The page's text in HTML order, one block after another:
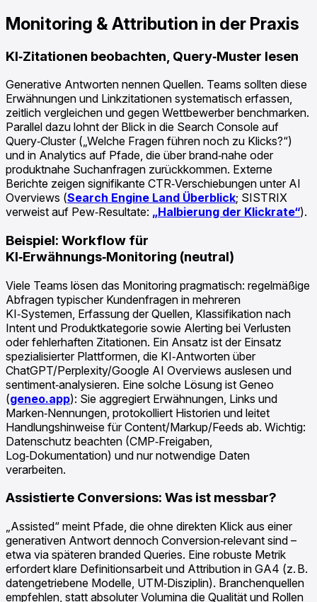
Monitoring & Attribution in der Praxis
KI‑Zitationen beobachten, Query‑Muster lesen
Generative Antworten nennen Quellen. Teams sollten diese
Erwähnungen und Linkzitationen systematisch erfassen,
zeitlich vergleichen und gegen Wettbewerber benchmarken.
Parallel dazu lohnt der Blick in die Search Console auf
Query‑Cluster („Welche Fragen führen noch zu Klicks?“)
und in Analytics auf Pfade, die über brand‑nahe oder
produktnahe Suchanfragen zurückkommen. Externe
Berichte zeigen signifikante CTR‑Verschiebungen unter AI
Overviews (Search Engine Land Überblick; SISTRIX
verweist auf Pew‑Resultate: „Halbierung der Klickrate“).
Beispiel: Workflow für
KI‑Erwähnungs‑Monitoring (neutral)
Viele Teams lösen das Monitoring pragmatisch: regelmäßige
Abfragen typischer Kundenfragen in mehreren
KI‑Systemen, Erfassung der Quellen, Klassifikation nach
Intent und Produktkategorie sowie Alerting bei Verlusten
oder fehlerhaften Zitationen. Ein Ansatz ist der Einsatz
spezialisierter Plattformen, die KI‑Antworten über
ChatGPT/Perplexity/Google AI Overviews auslesen und
sentiment‑analysieren. Eine solche Lösung ist Geneo
(geneo.app): Sie aggregiert Erwähnungen, Links und
Marken‑Nennungen, protokolliert Historien und leitet
Handlungshinweise für Content/Markup/Feeds ab. Wichtig:
Datenschutz beachten (CMP‑Freigaben,
Log‑Dokumentation) und nur notwendige Daten
verarbeiten.
Assistierte Conversions: Was ist messbar?
„Assisted“ meint Pfade, die ohne direkten Klick aus einer
generativen Antwort dennoch Conversion‑relevant sind –
etwa via späteren branded Queries. Eine robuste Metrik
erfordert klare Definitionsarbeit und Attribution in GA4 (z. B.
datengetriebene Modelle, UTM‑Disziplin). Branchenquellen
empfehlen, statt absoluter Volumina die Qualität und Rollen